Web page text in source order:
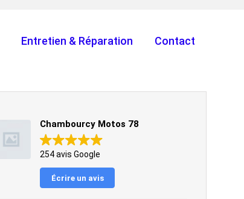
Entretien & Réparation Contact
Chambourcy Motos 78
254 avis Google
Écrire un avis